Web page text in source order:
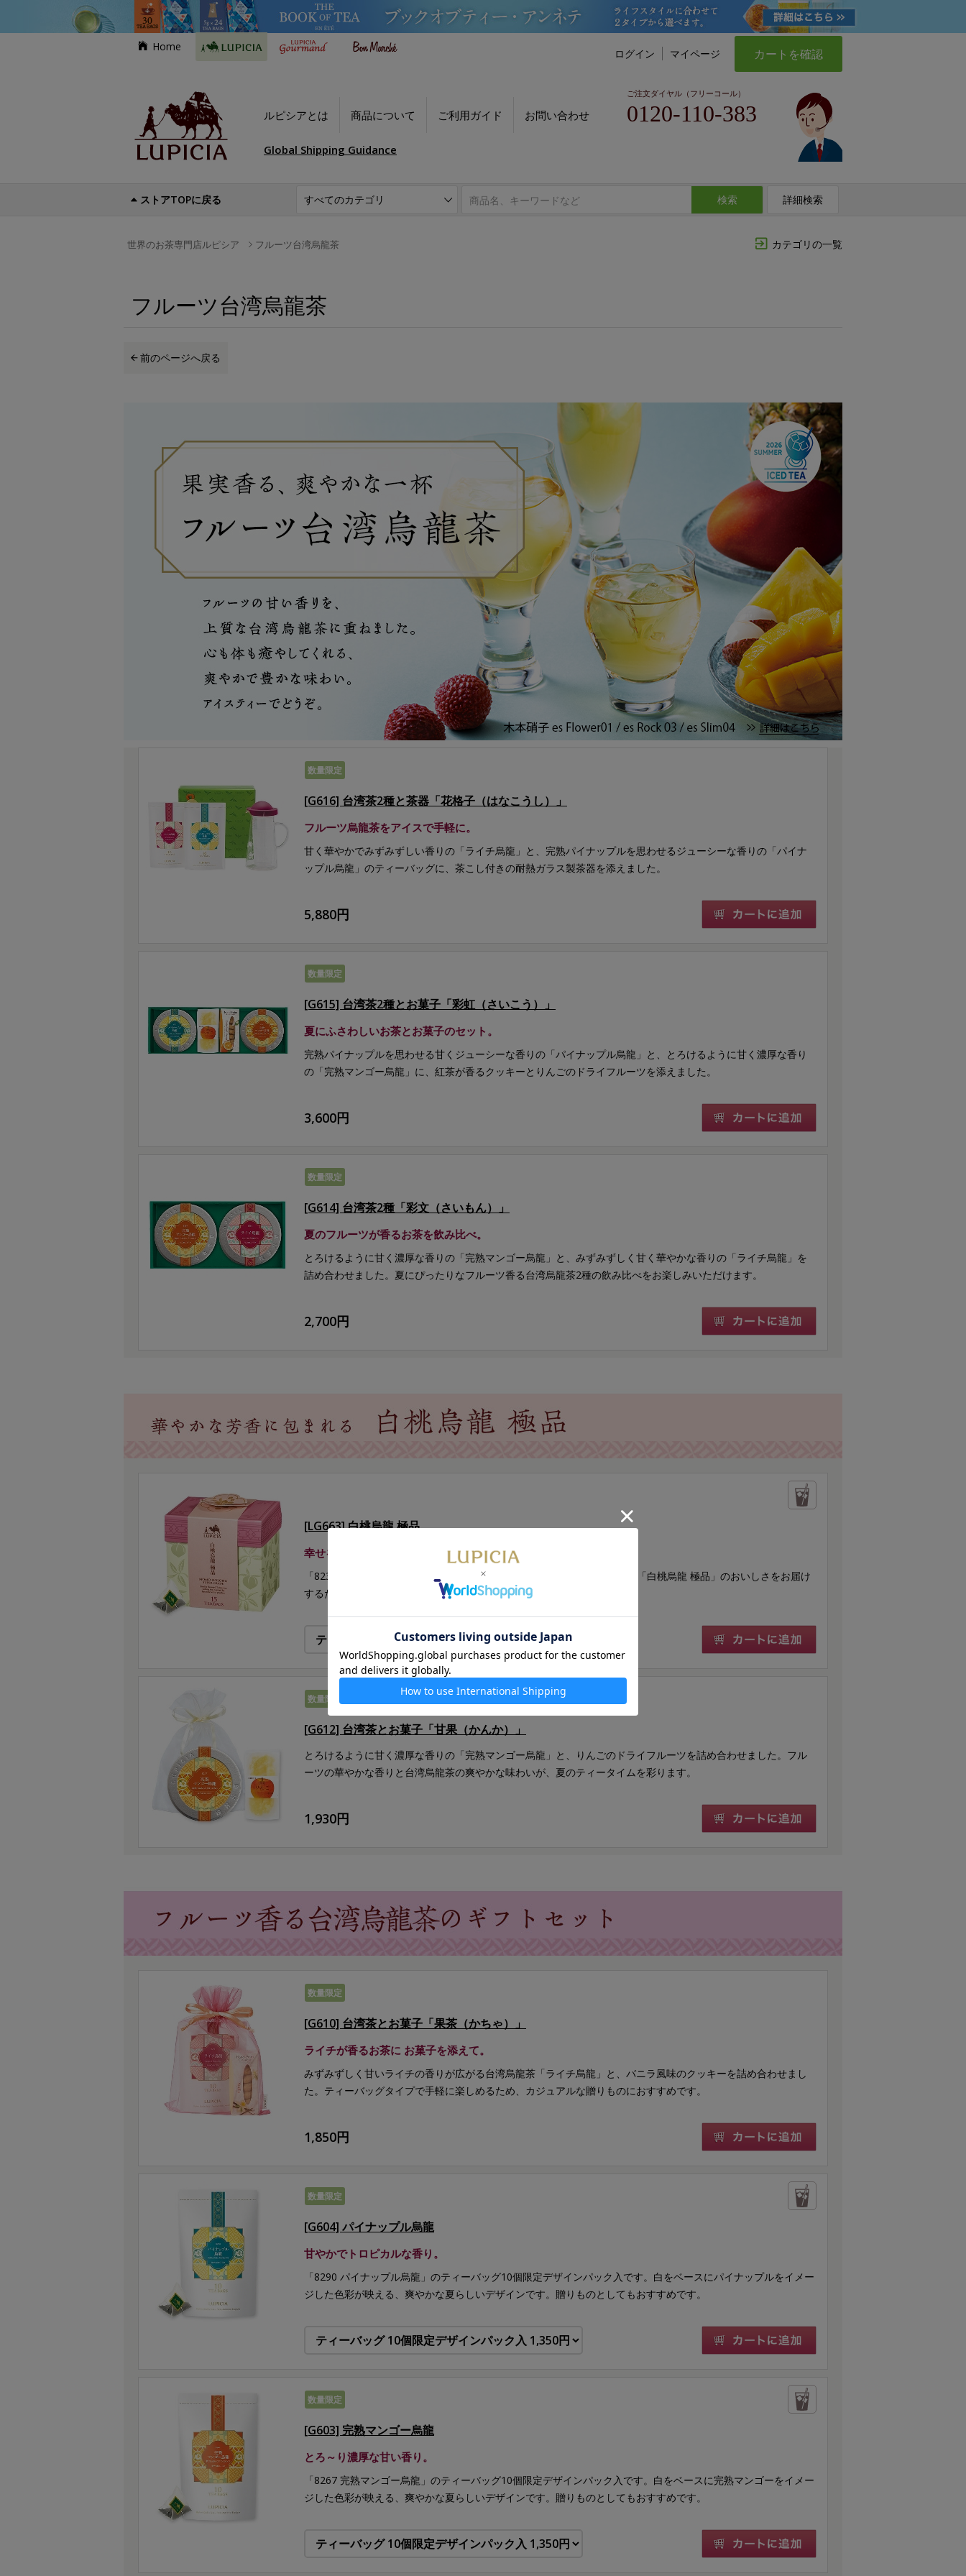
Home
ログイン マイページ カートを確認
ルピシアとは 商品について ご利用ガイド お問い合わせ
ご注文ダイヤル（フリーコール）
0120-110-383
Global Shipping Guidance
ストアTOPに戻る 検索 詳細検索
カテゴリの一覧
世界のお茶専門店ルピシア フルーツ台湾烏龍茶
フルーツ台湾烏龍茶
前のページへ戻る
数量限定
[G616] 台湾茶2種と茶器「花格子（はなこうし）」
フルーツ烏龍茶をアイスで手軽に。
甘く華やかでみずみずしい香りの「ライチ烏龍」と、完熟パイナップルを思わせるジューシーな香りの「パイナ
ップル烏龍」のティーバッグに、茶こし付きの耐熱ガラス製茶器を添えました。
5,880円
数量限定
[G615] 台湾茶2種とお菓子「彩虹（さいこう）」
夏にふさわしいお茶とお菓子のセット。
完熟パイナップルを思わせる甘くジューシーな香りの「パイナップル烏龍」と、とろけるように甘く濃厚な香り
の「完熟マンゴー烏龍」に、紅茶が香るクッキーとりんごのドライフルーツを添えました。
3,600円
数量限定
[G614] 台湾茶2種「彩文（さいもん）」
夏のフルーツが香るお茶を飲み比べ。
とろけるように甘く濃厚な香りの「完熟マンゴー烏龍」と、みずみずしく甘く華やかな香りの「ライチ烏龍」を
詰め合わせました。夏にぴったりなフルーツ香る台湾烏龍茶2種の飲み比べをお楽しみいただけます。
2,700円
[LG663] 白桃烏龍 極品
幸せを運ぶ白桃の華やかな芳香に包まれる。
「8231 白桃烏龍 極品」のティーバッグ15個限定BOX入です。多くの方に「白桃烏龍 極品」のおいしさをお届け
するため、贈りものにふさわしいティーバッグの商品をご用意しました。
数量限定
[G612] 台湾茶とお菓子「甘果（かんか）」
とろけるように甘く濃厚な香りの「完熟マンゴー烏龍」と、りんごのドライフルーツを詰め合わせました。フル
ーツの華やかな香りと台湾烏龍茶の爽やかな味わいが、夏のティータイムを彩ります。
1,930円
数量限定
[G610] 台湾茶とお菓子「果茶（かちゃ）」
ライチが香るお茶に お菓子を添えて。
みずみずしく甘いライチの香りが広がる台湾烏龍茶「ライチ烏龍」と、バニラ風味のクッキーを詰め合わせまし
た。ティーバッグタイプで手軽に楽しめるため、カジュアルな贈りものにおすすめです。
1,850円
数量限定
[G604] パイナップル烏龍
甘やかでトロピカルな香り。
「8290 パイナップル烏龍」のティーバッグ10個限定デザインパック入です。白をベースにパイナップルをイメー
ジした色彩が映える、爽やかな夏らしいデザインです。贈りものとしてもおすすめです。
数量限定
[G603] 完熟マンゴー烏龍
とろ～り濃厚な甘い香り。
「8267 完熟マンゴー烏龍」のティーバッグ10個限定デザインパック入です。白をベースに完熟マンゴーをイメー
ジした色彩が映える、爽やかな夏らしいデザインです。贈りものとしてもおすすめです。